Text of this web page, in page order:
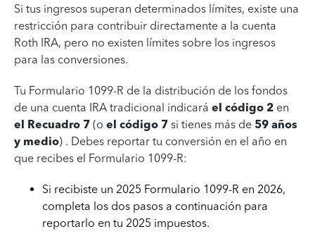
Si tus ingresos superan determinados límites, existe una
restricción para contribuir directamente a la cuenta
Roth IRA, pero no existen límites sobre los ingresos
para las conversiones.
Tu Formulario 1099-R de la distribución de los fondos
de una cuenta IRA tradicional indicará el código 2 en
el Recuadro 7 (o el código 7 si tienes más de 59 años
y medio) . Debes reportar tu conversión en el año en
que recibes el Formulario 1099-R:
Si recibiste un 2025 Formulario 1099-R en 2026,
completa los dos pasos a continuación para
reportarlo en tu 2025 impuestos.